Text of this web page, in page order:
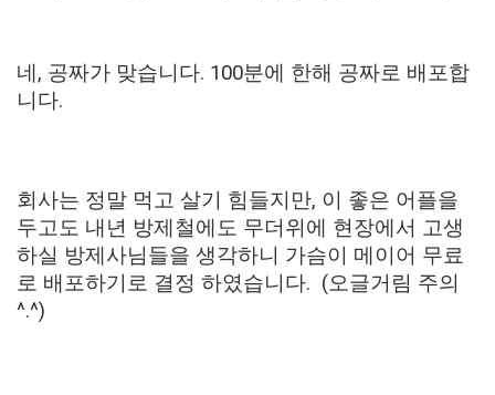
네, 공짜가 맞습니다. 100분에 한해 공짜로 배포합
니다.
회사는 정말 먹고 살기 힘들지만, 이 좋은 어플을
두고도 내년 방제철에도 무더위에 현장에서 고생
하실 방제사님들을 생각하니 가슴이 메이어 무료
로 배포하기로 결정 하였습니다. (오글거림 주의
^.^)